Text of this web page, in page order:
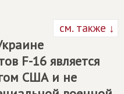
см. также ↓
F-16 является
США и не